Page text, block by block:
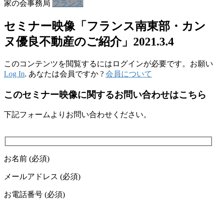
家の会事務局 フランス
セミナー映像「フランス南東部・カン
ヌ優良不動産のご紹介」2021.3.4
このコンテンツを閲覧するにはログインが必要です。お願い
Log In. あなたは会員ですか ? 会員について
このセミナー映像に関するお問い合わせはこちら
下記フォームよりお問い合わせください。
お名前 (必須)
メールアドレス (必須)
お電話番号 (必須)